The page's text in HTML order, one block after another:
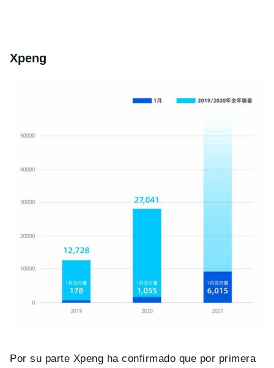
Xpeng
Por su parte Xpeng ha confirmado que por primera